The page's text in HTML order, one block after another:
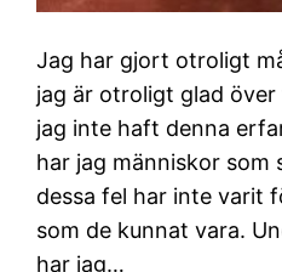
Jag har gjort otroligt
jag är otroligt glad
jag inte haft denna
har jag människor
dessa fel har inte varit
som de kunnat vara.
har jag…